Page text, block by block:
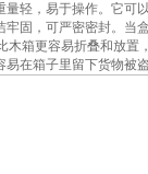
量轻，易于操作。它可
牢固，可严密密封。当
木箱更容易折叠和放置
易在箱子里留下货物被